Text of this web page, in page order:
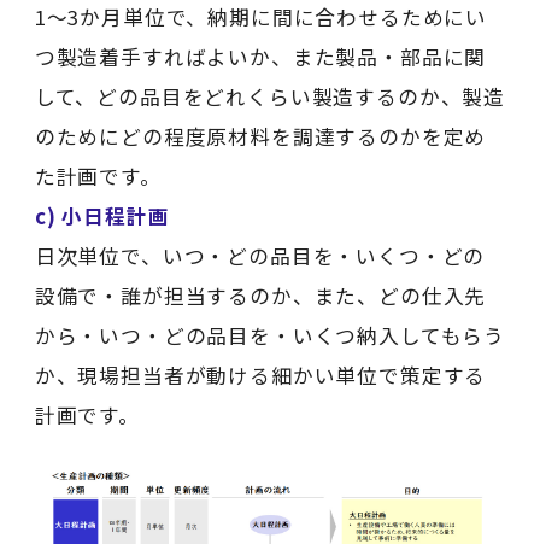
1～3か月単位で、納期に間に合わせるためにい
つ製造着手すればよいか、また製品・部品に関
して、どの品目をどれくらい製造するのか、製造
のためにどの程度原材料を調達するのかを定め
た計画です。
c) 小日程計画
日次単位で、いつ・どの品目を・いくつ・どの
設備で・誰が担当するのか、また、どの仕入先
から・いつ・どの品目を・いくつ納入してもらう
か、現場担当者が動ける細かい単位で策定する
計画です。